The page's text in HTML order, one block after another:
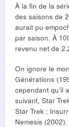
À la fin de la
des saisons de
aurait pu
par saison. À
revenu net de
On ignore le
Générations
cependant qu’il
suivant, Star
Star Trek :
Nemesis (2002).